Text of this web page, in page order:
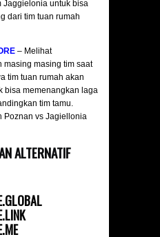
Jaggielonia untuk bisa
dari tim tuan rumah
– Melihat
masing tim saat
tim tuan rumah akan
bisa memenangkan laga
tim tamu.
Poznan vs Jagiellonia
ALTERNATIF